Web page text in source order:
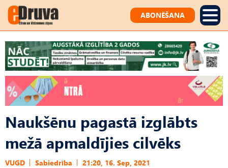
ABONĒŠANA
Naukšēnu pagastā izglābts
mežā apmaldījies cilvēks
VUGD Sabiedrība 21:20, 16. Sep, 2021